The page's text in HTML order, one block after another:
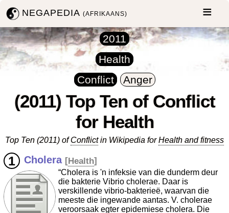
NEGAPEDIA(AFRIKAANS)
2011
Health
Conflict
Anger
(2011) Top Ten of Conflict
for Health
Top Ten (2011) ofConflictin Wikipedia forHealth and fitness
Cholera [Health]
“Cholera is 'n infeksie van die dunderm deur
die bakterie Vibrio cholerae. Daar is
verskillende vibrio-bakterieë, waarvan die
meeste die ingewande aantas. V. cholerae
veroorsaak egter epidemiese cholera. Die